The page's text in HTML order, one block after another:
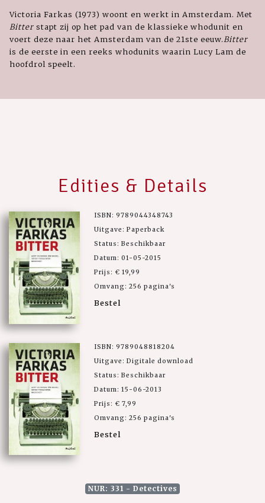
Victoria Farkas (1973) woont en werkt in Amsterdam. Met
Bitter stapt zij op het pad van de klassieke whodunit en
voert deze naar het Amsterdam van de 21ste eeuw. Bitter
is de eerste in een reeks whodunits waarin Lucy Lam de
hoofdrol speelt.
Edities & Details
ISBN: 9789044348743
Uitgave: Paperback
Status: Beschikbaar
Datum: 01-05-2015
Prijs: € 19,99
Omvang: 256 pagina's
Bestel
ISBN: 9789048818204
Uitgave: Digitale download
Status: Beschikbaar
Datum: 15-06-2013
Prijs: € 7,99
Omvang: 256 pagina's
Bestel
NUR: 331 - Detectives